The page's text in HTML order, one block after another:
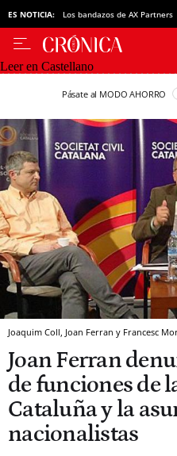
ES NOTICIA: Los bandazos de AX Partners
Leer en Castellano
Pásate al MODO AHORRO
Joaquim Coll, Joan Ferran y Francesc
Joan Ferran
de funciones de
Cataluña y la
nacionalistas